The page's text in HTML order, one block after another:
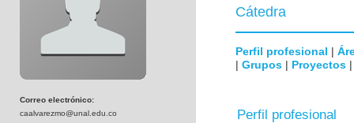
Correo electrónico:
caalvarezmo@unal.edu.co
Cátedra
Perfil profesional |
| Grupos | Proyectos
Perfil profesional